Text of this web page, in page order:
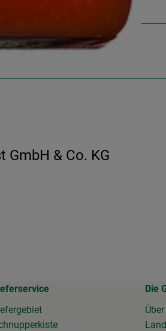
GmbH & Co. KG
Die